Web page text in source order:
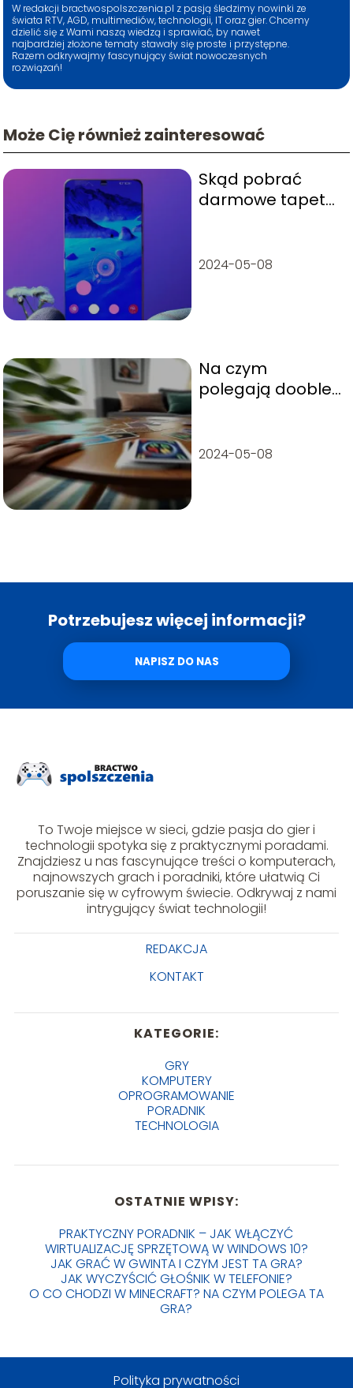
W redakcji bractwospolszczenia.pl z pasją śledzimy nowinki ze
świata RTV, AGD, multimediów, technologii, IT oraz gier. Chcemy
dzielić się z Wami naszą wiedzą i sprawiać, by nawet
najbardziej złożone tematy stawały się proste i przystępne.
Razem odkrywajmy fascynujący świat nowoczesnych
rozwiązań!
Może Cię również zainteresować
Skąd pobrać
darmowe tapety
2024-05-08
Na czym
polegają dooble
2024-05-08
Potrzebujesz więcej informacji?
NAPISZ DO NAS
To Twoje miejsce w sieci, gdzie pasja do gier i
technologii spotyka się z praktycznymi poradami.
Znajdziesz u nas fascynujące treści o komputerach,
najnowszych grach i poradniki, które ułatwią Ci
poruszanie się w cyfrowym świecie. Odkrywaj z nami
intrygujący świat technologii!
REDAKCJA
KONTAKT
KATEGORIE:
GRY
KOMPUTERY
OPROGRAMOWANIE
PORADNIK
TECHNOLOGIA
OSTATNIE WPISY:
PRAKTYCZNY PORADNIK – JAK WŁĄCZYĆ
WIRTUALIZACJĘ SPRZĘTOWĄ W WINDOWS 10?
JAK GRAĆ W GWINTA I CZYM JEST TA GRA?
JAK WYCZYŚCIĆ GŁOŚNIK W TELEFONIE?
O CO CHODZI W MINECRAFT? NA CZYM POLEGA TA
GRA?
Polityka prywatności